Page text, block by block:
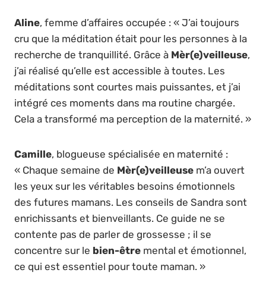
Aline, femme d’affaires occupée : « J’ai toujours
cru que la méditation était pour les personnes à la
recherche de tranquillité. Grâce à Mèr(e)veilleuse,
j’ai réalisé qu’elle est accessible à toutes. Les
méditations sont courtes mais puissantes, et j’ai
intégré ces moments dans ma routine chargée.
Cela a transformé ma perception de la maternité. »
Camille, blogueuse spécialisée en maternité :
« Chaque semaine de Mèr(e)veilleuse m’a ouvert
les yeux sur les véritables besoins émotionnels
des futures mamans. Les conseils de Sandra sont
enrichissants et bienveillants. Ce guide ne se
contente pas de parler de grossesse ; il se
concentre sur le bien-être mental et émotionnel,
ce qui est essentiel pour toute maman. »